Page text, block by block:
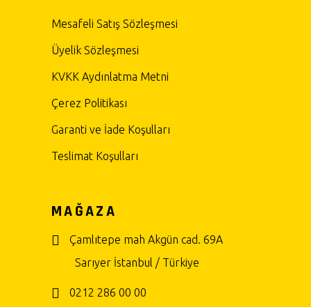
Mesafeli Satış Sözleşmesi
Üyelik Sözleşmesi
KVKK Aydınlatma Metni
Çerez Politikası
Garanti ve İade Koşulları
Teslimat Koşulları
MAĞAZA
Çamlıtepe mah Akgün cad. 69A
Sarıyer İstanbul / Türkiye
0212 286 00 00